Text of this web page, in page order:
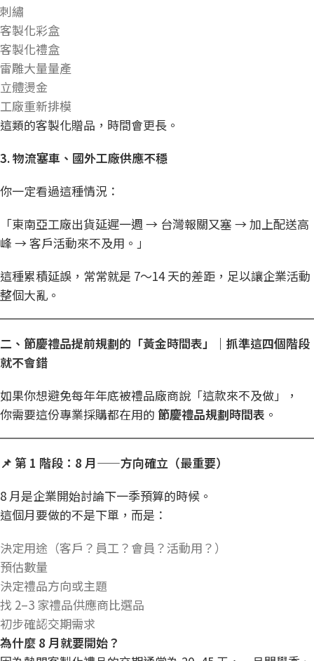
刺繡
客製化彩盒
客製化禮盒
雷雕大量量產
立體燙金
工廠重新排模
這類的客製化贈品，時間會更長。
3.物流塞車、國外工廠供應不穩
你一定看過這種情況：
「東南亞工廠出貨延遲一週 → 台灣報關又塞 → 加上配送高
峰 → 客戶活動來不及用。」
這種累積延誤，常常就是 7～14 天的差距，足以讓企業活動
整個大亂。
二、節慶禮品提前規劃的「黃金時間表」｜抓準這四個階段
就不會錯
如果你想避免每年年底被禮品廠商說「這款來不及做」，
你需要這份專業採購都在用的 節慶禮品規劃時間表 。
📌 第 1 階段：8 月——方向確立（最重要）
8 月是企業開始討論下一季預算的時候。
這個月要做的不是下單，而是：
決定用途（客戶？員工？會員？活動用？）
預估數量
決定禮品方向或主題
找 2–3 家禮品供應商比選品
初步確認交期需求
為什麼 8 月就要開始？